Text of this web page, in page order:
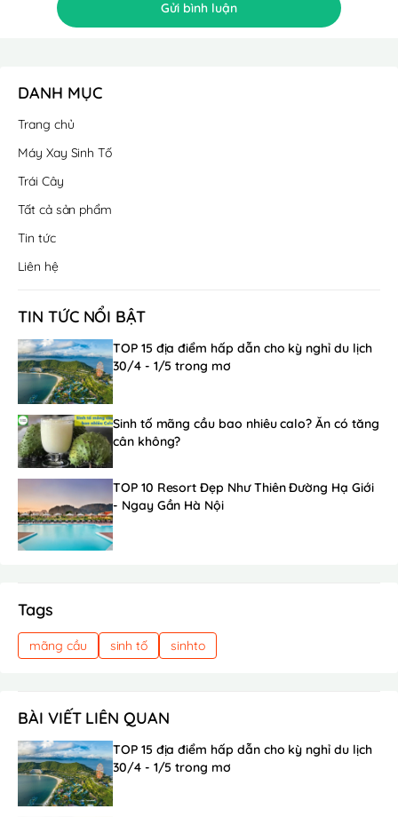
Gửi bình luận
DANH MỤC
Trang chủ
Máy Xay Sinh Tố
Trái Cây
Tất cả sản phẩm
Tin tức
Liên hệ
TIN TỨC NỔI BẬT
TOP 15 địa điểm hấp dẫn cho kỳ nghỉ du lịch
30/4 - 1/5 trong mơ
Sinh tố mãng cầu bao nhiêu calo? Ăn có tăng
cân không?
TOP 10 Resort Đẹp Như Thiên Đường Hạ Giới
- Ngay Gần Hà Nội
Tags
mãng cầu sinh tố sinhto
BÀI VIẾT LIÊN QUAN
TOP 15 địa điểm hấp dẫn cho kỳ nghỉ du lịch
30/4 - 1/5 trong mơ